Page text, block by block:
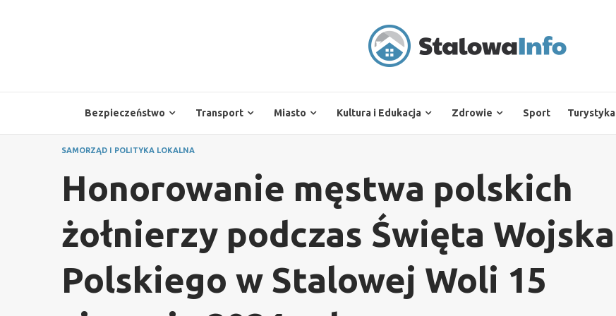
Bezpieczeństwo Transport Miasto Kultura i Edukacja Zdrowie Sport Turystyka
SAMORZĄD I POLITYKA LOKALNA
Honorowanie męstwa polskich
żołnierzy podczas Święta Wojska
Polskiego w Stalowej Woli 15